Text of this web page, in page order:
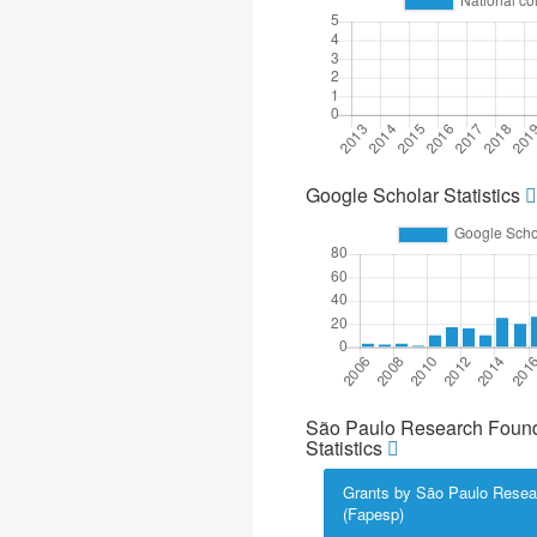
Google Scholar Statistics
São Paulo Research
Statistics
Grants by São Paulo
(Fapesp)